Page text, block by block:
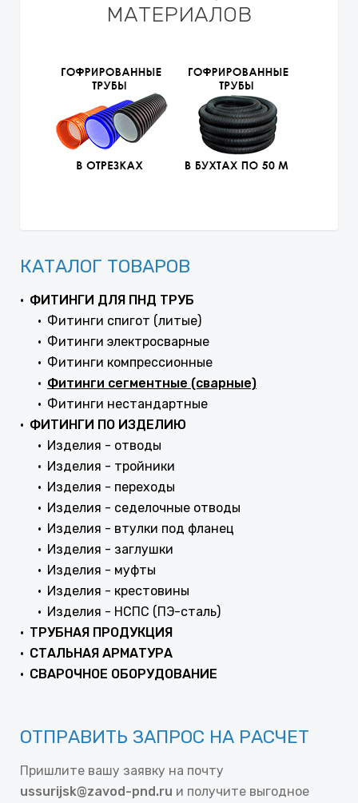
МАТЕРИАЛОВ
КАТАЛОГ ТОВАРОВ
ФИТИНГИ ДЛЯ ПНД ТРУБ
Фитинги спигот (литые)
Фитинги электросварные
Фитинги компрессионные
Фитинги сегментные (сварные)
Фитинги нестандартные
ФИТИНГИ ПО ИЗДЕЛИЮ
Изделия - отводы
Изделия - тройники
Изделия - переходы
Изделия - седелочные отводы
Изделия - втулки под фланец
Изделия - заглушки
Изделия - муфты
Изделия - крестовины
Изделия - НСПС (ПЭ-сталь)
ТРУБНАЯ ПРОДУКЦИЯ
СТАЛЬНАЯ АРМАТУРА
СВАРОЧНОЕ ОБОРУДОВАНИЕ
ОТПРАВИТЬ ЗАПРОС НА РАСЧЕТ
Пришлите вашу заявку на почту
ussurijsk@zavod-pnd.ru и получите выгодное